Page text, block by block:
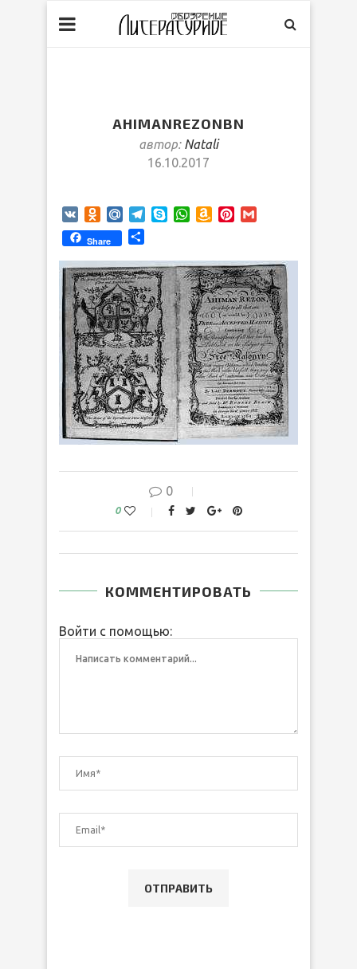
AHIMANREZONBN
автор: Natali
16.10.2017
VK Odnoklassniki
Mail.RuTelegram
SkypeWhatsApp
AmazonPinterest
Share
0
0
КОММЕНТИРОВАТЬ
Войти с помощью: